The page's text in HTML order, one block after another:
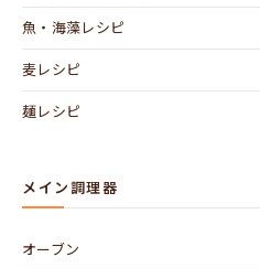
魚・海藻レシピ
麦レシピ
麺レシピ
メイン調理器
オーブン